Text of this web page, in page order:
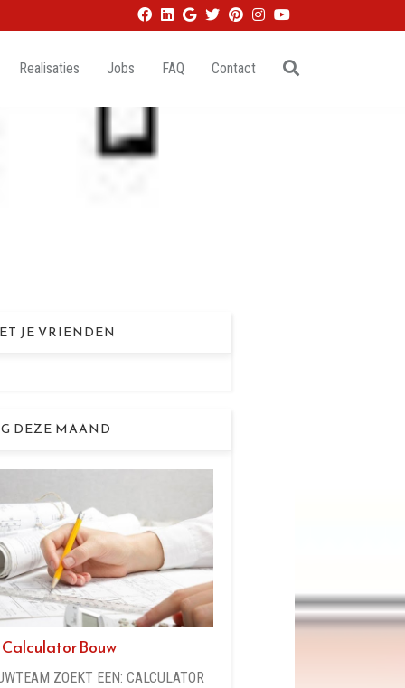
Realisaties Jobs FAQ Contact
JE VRIENDEN
DEZE MAAND
Bouw
ZOEKT EEN: CALCULATOR